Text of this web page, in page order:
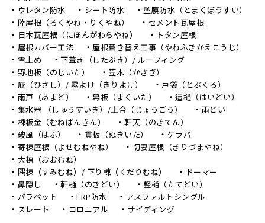
ウレタン防水
シート防水
塗膜防水（とまくぼうすい）
陸屋根（ろくやね・りくやね）
セメント瓦屋根
日本瓦屋根（にほんがわらやね）
トタン屋根
屋根カバー工法
屋根葺き替え工事（やねふきかえこうじ）
雪止め
下葺き（したぶき）/ ルーフィング
野地板（のじいた）
笠木（かさぎ）
庇（ひさし）/ 霧よけ（きりよけ）
戸袋（とぶくろ）
雨戸（あまど）
幕板（まくいた）
這樋（はいどい）
集水器 （しゅうすいき）/上合（じょうごう）
雨どい
棟板金（むねばんきん）
軒天（のきてん）
破風（はふ）
貫板（ぬきいた）
ケラバ
寄棟屋根（よせむねやね）
切妻屋根（きりづまやね）
大棟（おおむね）
隅棟（すみむね）/ 下り棟（くだりむね）
ドーマー
鼻隠し
軒樋（のきどい）
竪樋（たてどい）
パラペット
FRP防水
アスファルトシングル
スレート
コロニアル サイディング